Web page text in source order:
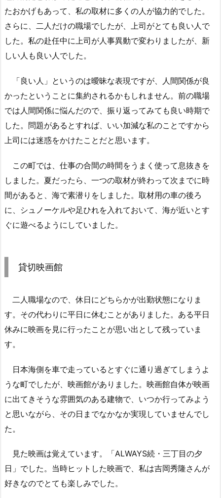
たおかげもあって、私の取材に多くの人が協力的でした。
さらに、二人だけの職場でしたが、上司がとても良い人で
した。私の赴任中に上司が人事異動で変わりましたが、新
しい人も良い人でした。
「良い人」というのは曖昧な表現ですが、人間関係が良
かったということに集約されるかもしれません。前の職場
では人間関係に悩んだので、振り返ってみても良い時期で
した。問題があるとすれば、いい加減な私のことですから
上司には迷惑をかけたことだと思います。
この町では、仕事の合間の時間をうまく使って息抜きを
しました。夏だったら、一つの取材が終わって次までに時
間があると、海で素潜りをしました。取材用の車の後ろ
に、シュノーケルや足ひれを入れておいて、海が近いとす
ぐに遊べるようにしていました。
貸切映画館
二人職場なので、休日にどちらかが出勤状態になりま
す。その代わりに平日に休むことがありました。ある平日
休みに映画を見に行ったことが思い出として残っていま
す。
日本海側を車で走っているとすぐに通り過ぎてしまうよ
うな町でしたが、映画館がありました。映画館自体が映画
に出てきそうな雰囲気のある建物で、いつか行ってみよう
と思いながら、その日までなかなか実現していませんでし
た。
見た映画は覚えています。「ALWAYS続・三丁目の夕
日」でした。当時ヒットした映画で、私は吉岡秀隆さんが
好きなのでとても楽しみでした。